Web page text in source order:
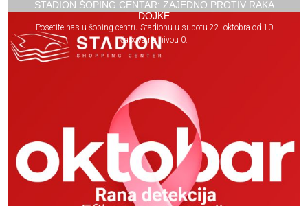
STADION ŠOPING CENTAR: ZAJEDNO PROTIV RAKA
DOJKE
Posetite nas u šoping centru Stadionu u subotu 22. oktobra od 10
časova na nivou 0.